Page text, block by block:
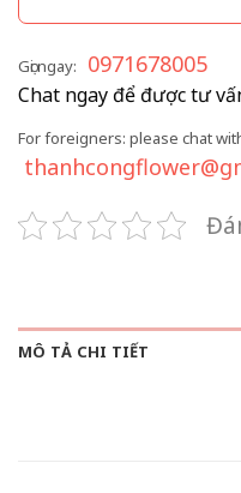
Gọi ngay: 0971678005
Chat ngay để được tư
For foreigners: please chat
MÔ TẢ CHI TIẾT